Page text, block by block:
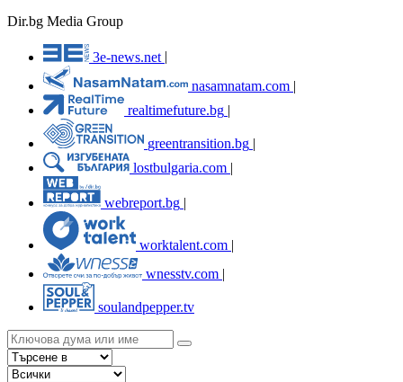
Dir.bg Media Group
3e-news.net
nasamnatam.com |
realtimefuture.bg |
greentransition.bg |
lostbulgaria.com |
webreport.bg
worktalent.com |
wnesstv.com |
soulandpepper.tv